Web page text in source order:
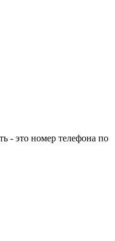
- это номер телефона по